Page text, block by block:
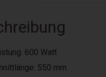
600 Watt
550 mm